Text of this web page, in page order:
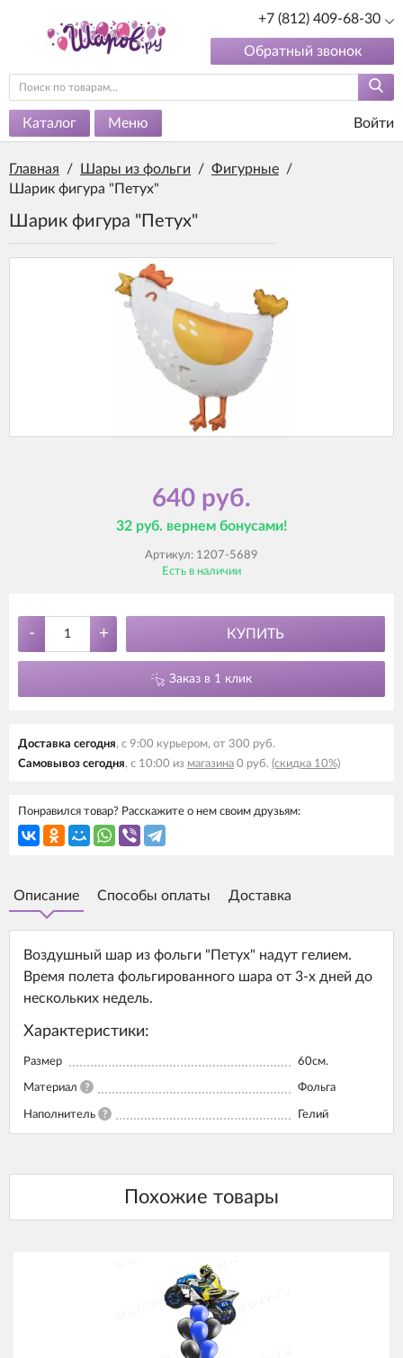
+7 (812) 409-68-30
Обратный звонок
Каталог Меню Войти
Главная / Шары из фольги / Фигурные /
Шарик фигура "Петух"
Шарик фигура "Петух"
640 руб.
32 руб. вернем бонусами!
Артикул: 1207-5689
Есть в наличии
- + КУПИТЬ
Заказ в 1 клик
Доставка сегодня, с 9:00 курьером, от 300 руб.
Самовывоз сегодня, с 10:00 из магазина 0 руб. (скидка 10%)
Понравился товар? Расскажите о нем своим друзьям:
Описание Способы оплаты Доставка
Воздушный шар из фольги "Петух" надут гелием.
Время полета фольгированного шара от 3-х дней до
нескольких недель.
Характеристики:
Размер 60см.
Материал ? Фольга
Наполнитель ? Гелий